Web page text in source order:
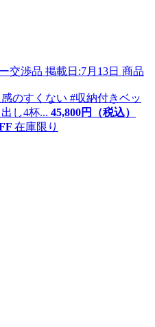
交渉品 掲載日:7月13日 商品
のすくない #収納付きベッ
し4杯... 45,800円（税込）
在庫限り